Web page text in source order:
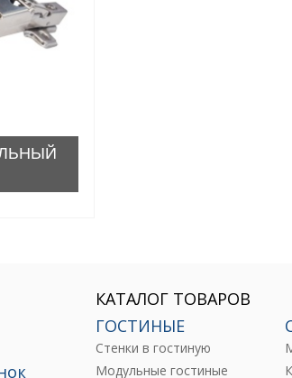
КАТАЛОГ ТОВАРОВ
ГОСТИНЫЕ
Стенки в гостиную
Модульные гостиные